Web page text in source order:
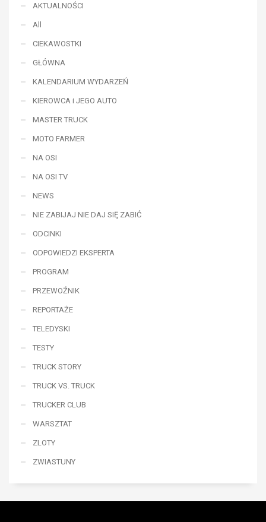
AKTUALNOŚCI
All
CIEKAWOSTKI
GŁÓWNA
KALENDARIUM WYDARZEŃ
KIEROWCA i JEGO AUTO
MASTER TRUCK
MOTO FARMER
NA OSI
NA OSI TV
NEWS
NIE ZABIJAJ NIE DAJ SIĘ ZABIĆ
ODCINKI
ODPOWIEDZI EKSPERTA
PROGRAM
PRZEWOŹNIK
REPORTAŻE
TELEDYSKI
TESTY
TRUCK STORY
TRUCK VS. TRUCK
TRUCKER CLUB
WARSZTAT
ZLOTY
ZWIASTUNY